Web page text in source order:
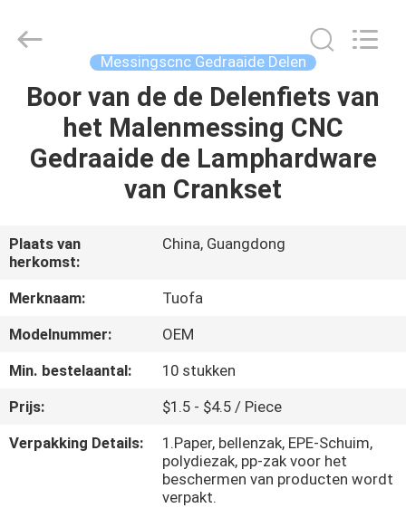
HUIS
PRODUCTEN
ONS
FABRIEKSTOCHT
KWALITEITSCONTROLE
NEEM
CONTACT
Technology
Reserved.
Messingscnc Gedraaide Delen
Boor van de de Delenfiets van
het Malenmessing CNC
Gedraaide de Lamphardware
van Crankset
Plaats van
herkomst:
China, Guangdong
Merknaam:
Tuofa
Modelnummer:
OEM
Min. bestelaantal:
10 stukken
Prijs:
$1.5 - $4.5 / Piece
Verpakking Details:
1.Paper, bellenzak, EPE-Schuim,
polydiezak, pp-zak voor het
beschermen van producten wordt
verpakt.